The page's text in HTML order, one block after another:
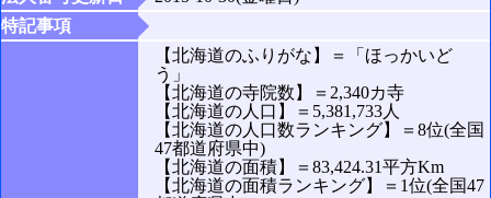
特記事項
【北海道のふりがな】＝「ほっかいど
う」
【北海道の寺院数】＝2,340カ寺
【北海道の人口】＝5,381,733人
【北海道の人口数ランキング】＝8位(全国
47都道府県中)
【北海道の面積】＝83,424.31平方Km
【北海道の面積ランキング】＝1位(全国47